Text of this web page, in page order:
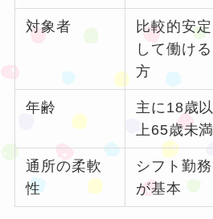
対象者
比較的安定
して働ける
方
年齢
主に18歳以
上65歳未満
通所の柔軟
性
シフト勤務
が基本